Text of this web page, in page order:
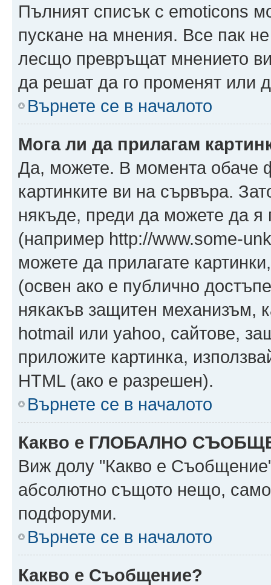
Пълният списък с emoticons
пускане на мнения. Все пак
лесщо превръщат мнението
да решат да го променят или
Върнете се в началото
Мога ли да прилагам
Да, можете. В момента обаче
картинките ви на сървъра.
някъде, преди да можете да
(например http://www.some-
можете да прилагате
(освен ако е публично
някакъв защитен механизъм,
hotmail или yahoo, сайтове,
приложите картинка,
HTML (ако е разрешен).
Върнете се в началото
Какво е ГЛОБАЛНО
Виж долу "Какво е
абсолютно същото нещо,
подфоруми.
Върнете се в началото
Какво е Съобщение?